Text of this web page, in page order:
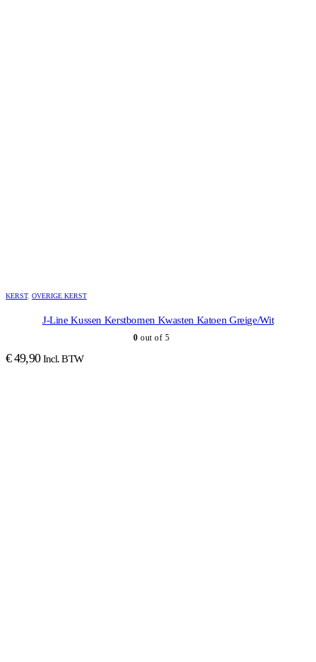
KERST, OVERIGE KERST
J-Line Kussen Kerstbomen Kwasten Katoen Greige/Wit
0 out of 5
€49,90 Incl. BTW